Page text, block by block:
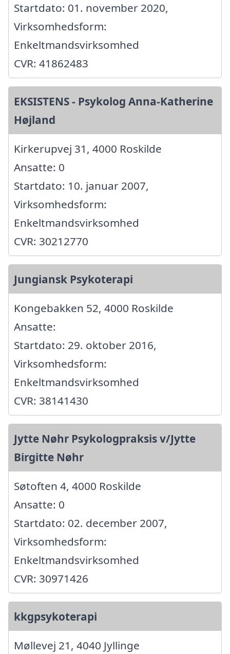
Startdato: 01. november 2020,
Virksomhedsform:
Enkeltmandsvirksomhed
CVR: 41862483
EKSISTENS - Psykolog Anna-Katherine
Højland
Kirkerupvej 31, 4000 Roskilde
Ansatte: 0
Startdato: 10. januar 2007,
Virksomhedsform:
Enkeltmandsvirksomhed
CVR: 30212770
Jungiansk Psykoterapi
Kongebakken 52, 4000 Roskilde
Ansatte:
Startdato: 29. oktober 2016,
Virksomhedsform:
Enkeltmandsvirksomhed
CVR: 38141430
Jytte Nøhr Psykologpraksis v/Jytte
Birgitte Nøhr
Søtoften 4, 4000 Roskilde
Ansatte: 0
Startdato: 02. december 2007,
Virksomhedsform:
Enkeltmandsvirksomhed
CVR: 30971426
kkgpsykoterapi
Møllevej 21, 4040 Jyllinge